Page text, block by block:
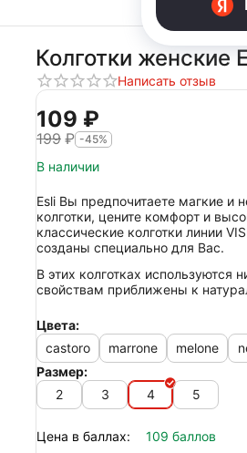
Колготки женские
Написать отзыв
‍109‍ ₽
‍199‍ ₽ -45%
В наличии
Esli Вы предпочитаете магкие и
колготки, цените комфорт и
классические колготки линии
созданы специально для Вас.
В этих колготках используются
свойствам приближены к
Цвета:
castoro
marrone melone
Размер:
2
3 4 5
Цена в баллах:
109 баллов